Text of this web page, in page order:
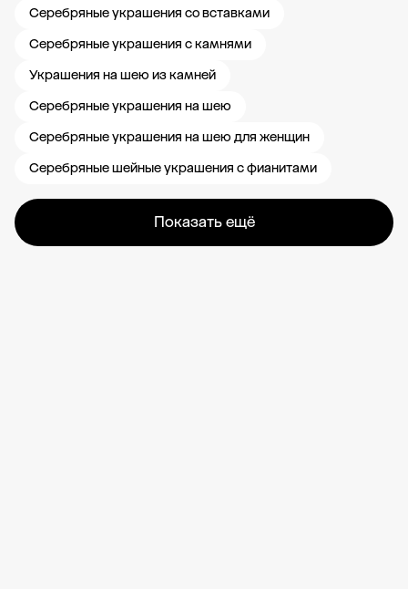
Серебряные украшения со вставками
Серебряные украшения с камнями
Украшения на шею из камней
Серебряные украшения на шею
Серебряные украшения на шею для женщин
Серебряные шейные украшения с фианитами
Показать ещё